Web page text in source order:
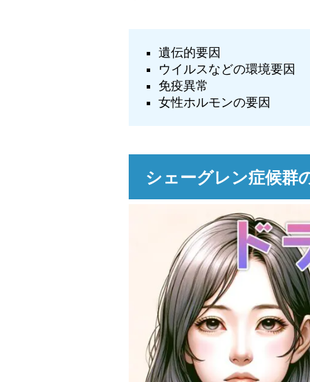
遺伝的要因
ウイルスなどの環境要因
免疫異常
女性ホルモンの要因
シェーグレン症候群